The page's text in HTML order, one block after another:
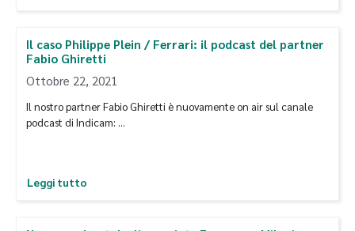
Il caso Philippe Plein / Ferrari: il podcast del partner
Fabio Ghiretti
Ottobre 22, 2021
Il nostro partner Fabio Ghiretti è nuovamente on air sul canale
podcast di Indicam: …
Leggi tutto